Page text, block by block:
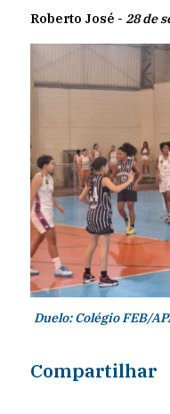
Roberto José - 28 de
Duelo: Colégio FEB/
Compartilhar